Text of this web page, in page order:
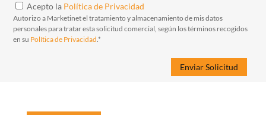
Acepto la Política de Privacidad
Autorizo a Marketinet el tratamiento y almacenamiento de mis datos
personales para tratar esta solicitud comercial, según los términos recogidos
en su Política de Privacidad .*